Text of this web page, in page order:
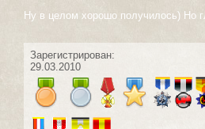
Ну в целом хорошо получилось) Но
Зарегистрирован:
29.03.2010